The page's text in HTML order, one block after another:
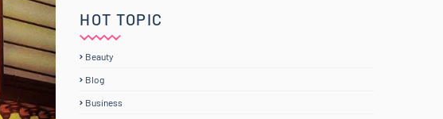
HOT TOPIC
Beauty
Blog
Business